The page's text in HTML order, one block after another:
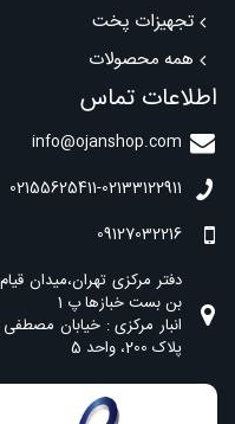
تجهیزات پخت
همه محصولات
اطلاعات تماس
info@ojanshop.com
02155625411-02133122911
09127032216
دفتر مرکزی تهران،میدان
انبار مرکزی : خیابان
پلاک 200، واحد 5